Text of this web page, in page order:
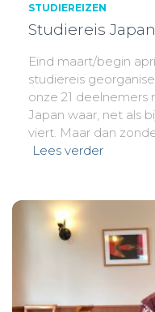
STUDIEREIZEN
Studiereis Japan
Eind maart/begin
studiereis
onze 21
Japan waar, net als
viert. Maar dan
Lees verder